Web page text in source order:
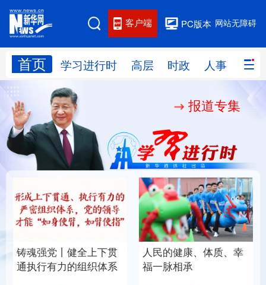
网站无障碍
PC版本
客户端
首页 学习进行时 高层 时政 人事 国际
网站地图
学习进行时 人事
国际 财经 网评
思客智库 全球连线 教育
科技 科创 量子 体育
文化 书画 健康 军事
访谈 视频 图片 政务
报道专集
铸魂强党丨健全上下贯
通执行有力的组织体系
人民的健康、体质、幸
福一脉相承